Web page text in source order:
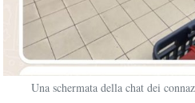
Una schermata della chat dei